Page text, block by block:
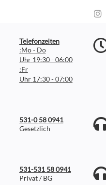
Telefonzeiten
Mo - Do:
06:00 - 19:30 Uhr
Fr:
07:00 - 17:30 Uhr
0941 58 531-0
Gesetzlich
0941 58 531-531
Privat / BG